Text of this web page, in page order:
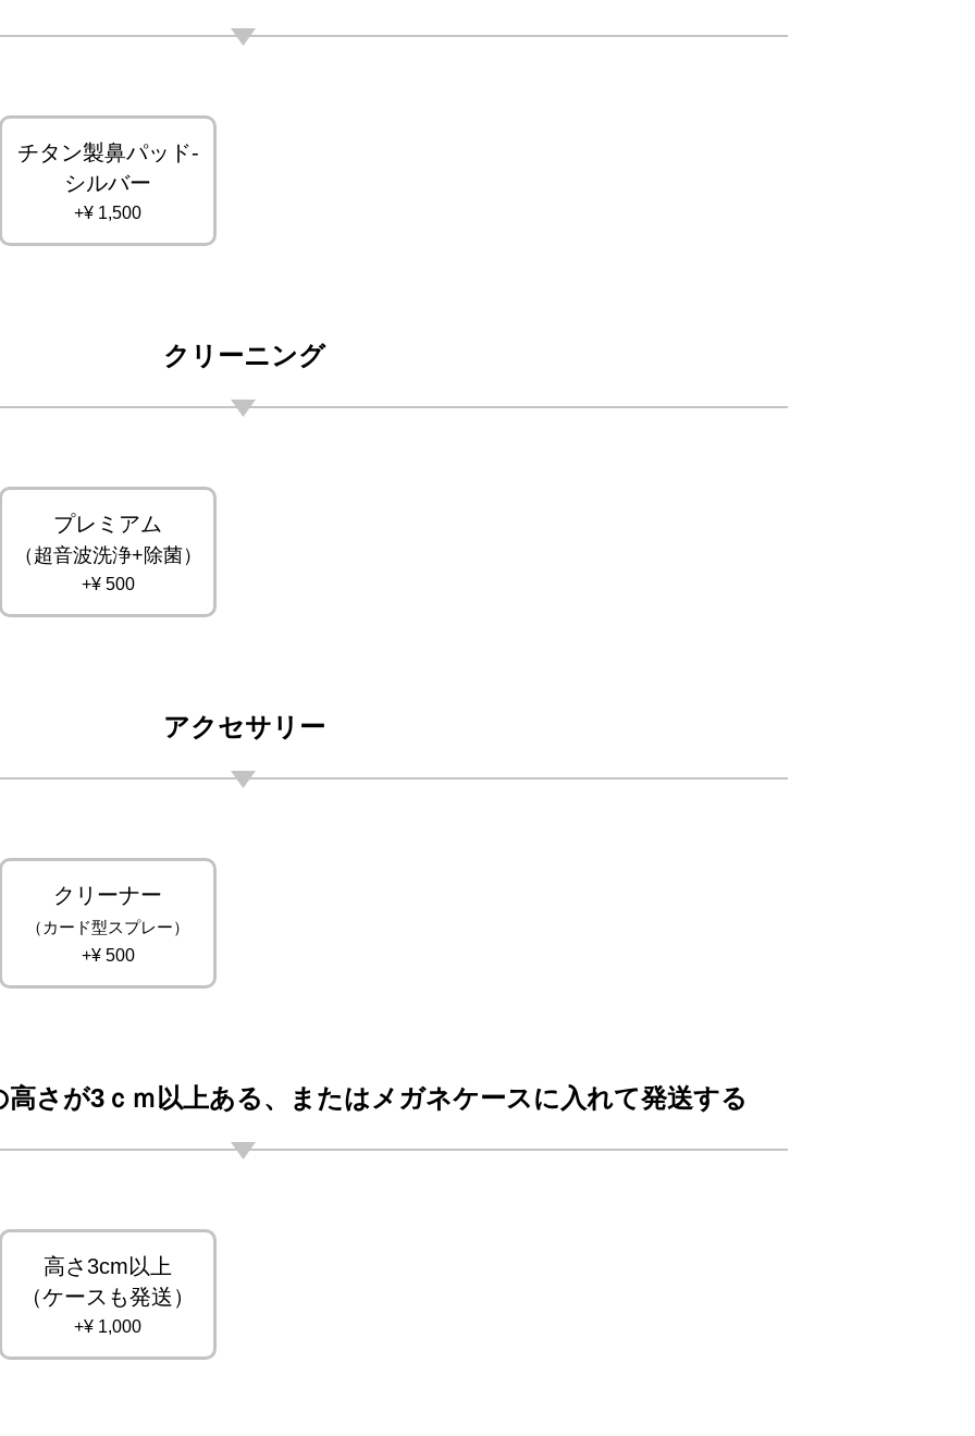
チタン製鼻パッド-
シルバー
+¥ 1,500
クリーニング
プレミアム
（超音波洗浄+除菌）
+¥ 500
アクセサリー
クリーナー
（カード型スプレー）
+¥ 500
さが3ｃｍ以上ある、またはメガネケースに入れて発送する
高さ3cm以上
（ケースも発送）
+¥ 1,000